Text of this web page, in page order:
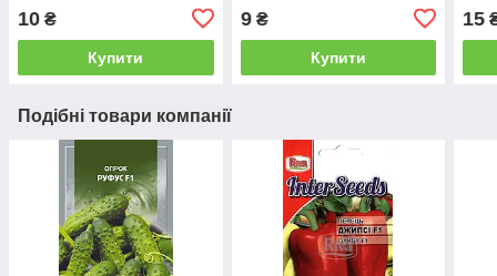
10 ₴
Купити
9₴
Купити
15
Подібні товари компанії